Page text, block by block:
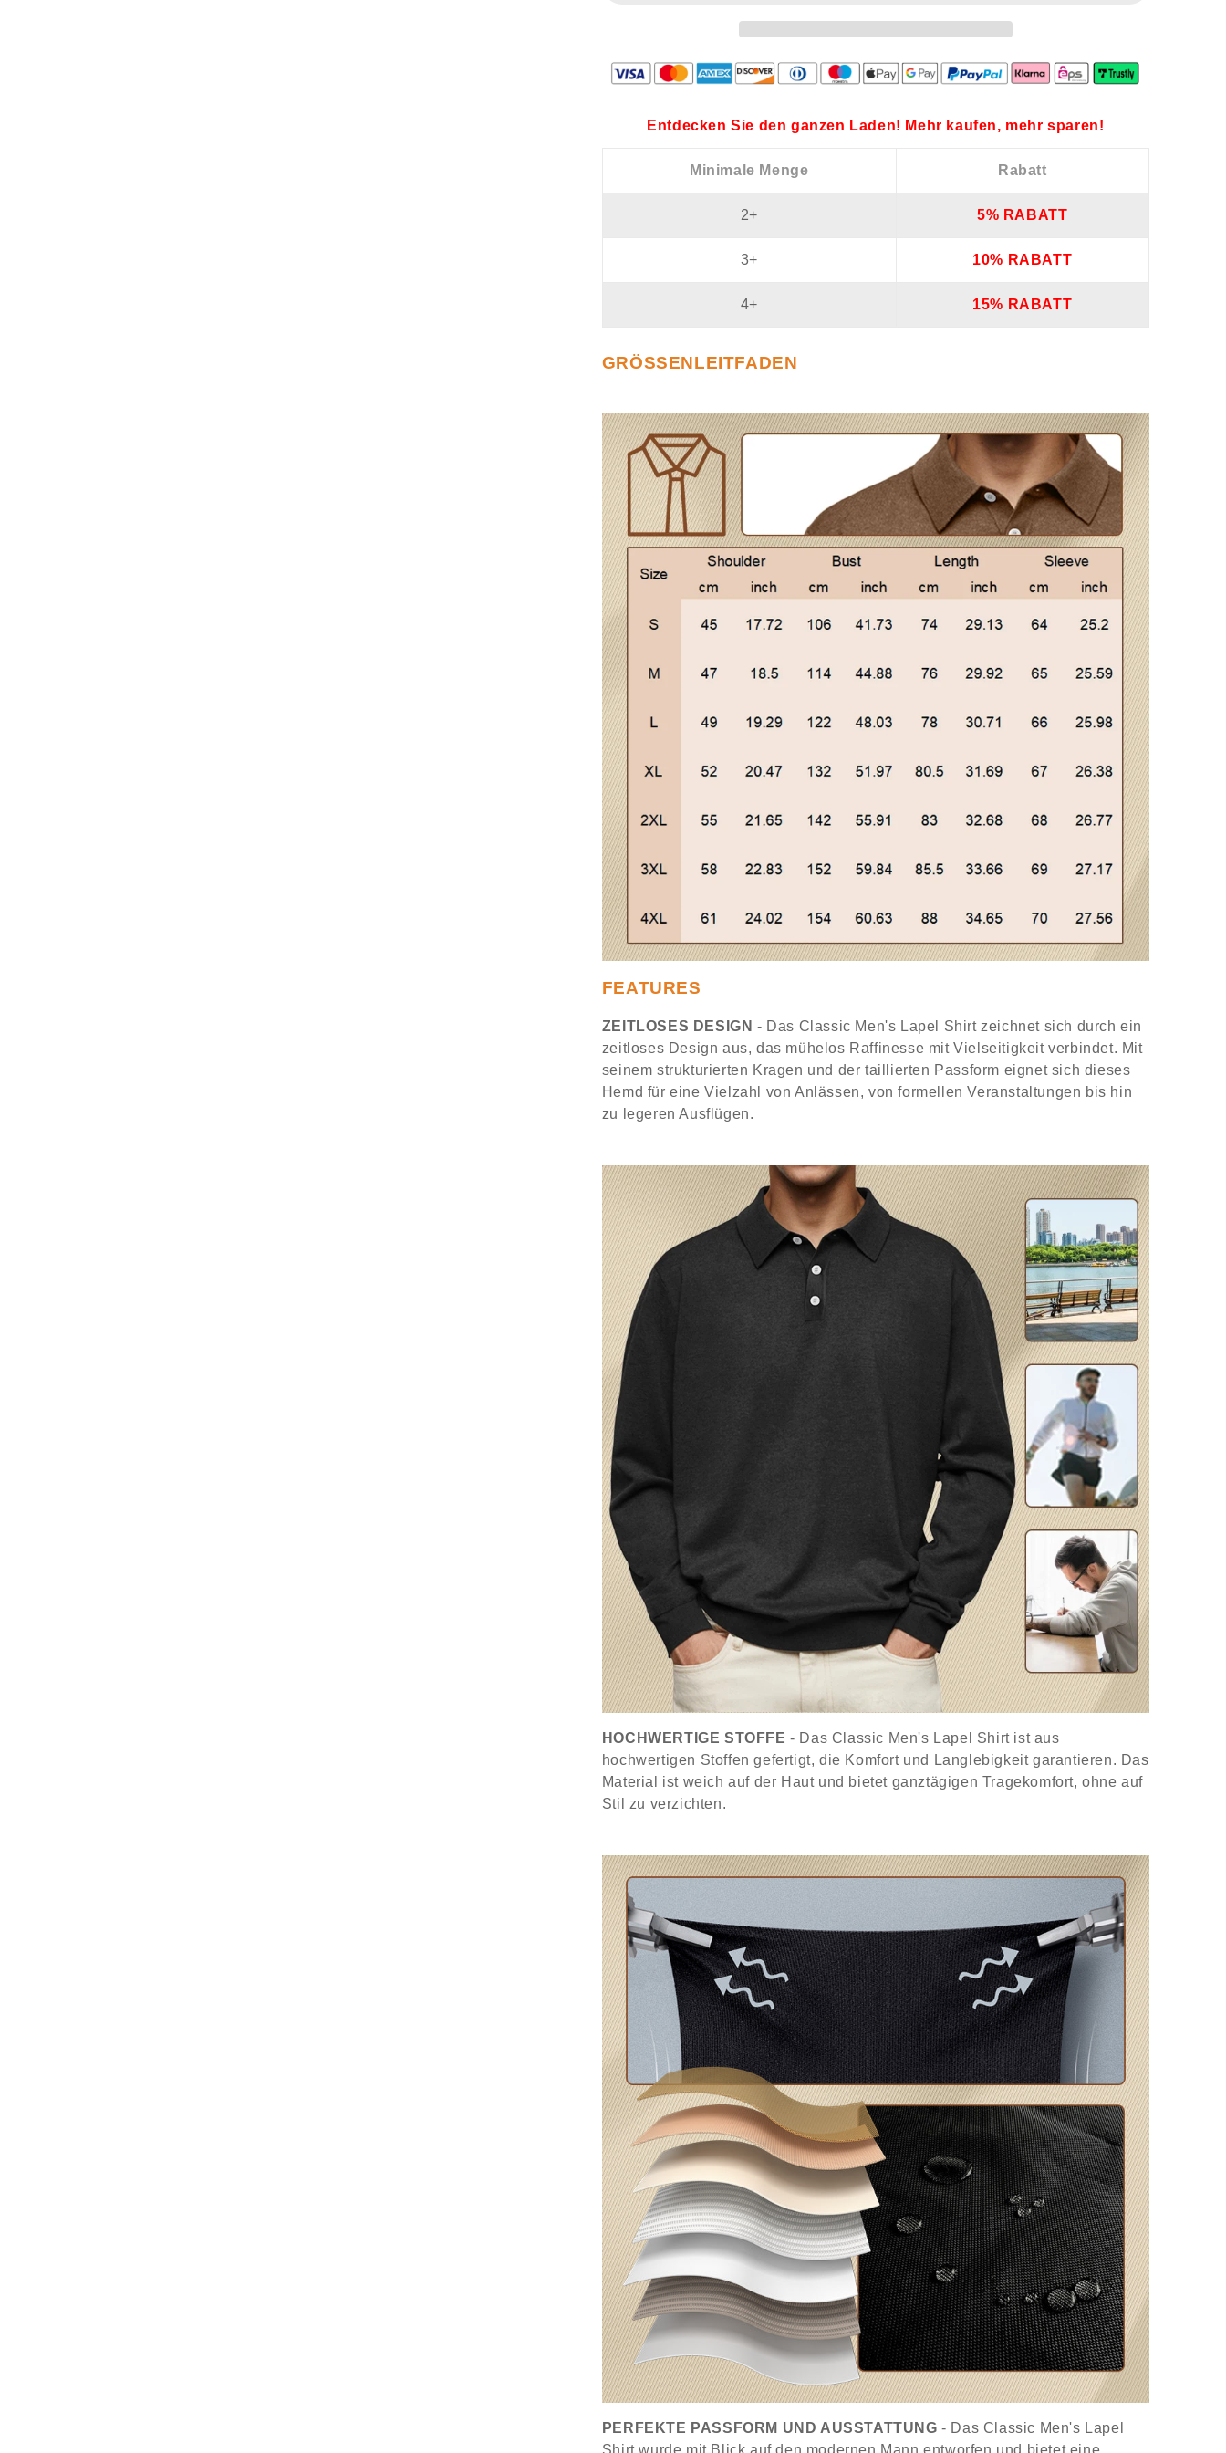
Entdecken Sie den ganzen Laden! Mehr kaufen, mehr sparen!
Minimale Menge Rabatt
2+ 5% RABATT
3+ 10% RABATT
4+ 15% RABATT
GRÖSSENLEITFADEN
FEATURES
ZEITLOSES DESIGN - Das Classic Men's Lapel Shirt zeichnet sich durch ein
zeitloses Design aus, das mühelos Raffinesse mit Vielseitigkeit verbindet. Mit
seinem strukturierten Kragen und der taillierten Passform eignet sich dieses
Hemd für eine Vielzahl von Anlässen, von formellen Veranstaltungen bis hin
zu legeren Ausflügen.
HOCHWERTIGE STOFFE- Das Classic Men's Lapel Shirt ist aus
hochwertigen Stoffen gefertigt, die Komfort und Langlebigkeit garantieren. Das
Material ist weich auf der Haut und bietet ganztägigen Tragekomfort, ohne auf
Stil zu verzichten.
PERFEKTE PASSFORM UND AUSSTATTUNG - Das Classic Men's Lapel